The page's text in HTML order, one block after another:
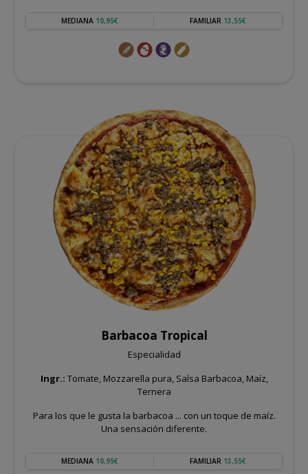
MEDIANA 10,95€ FAMILIAR 13,55€
Barbacoa Tropical
Especialidad
Ingr.: Tomate, Mozzarella pura, Salsa Barbacoa, Maíz,
Ternera
Para los que le gusta la barbacoa ... con un toque de maíz.
Una sensación diferente.
MEDIANA 10,95€ FAMILIAR 13,55€